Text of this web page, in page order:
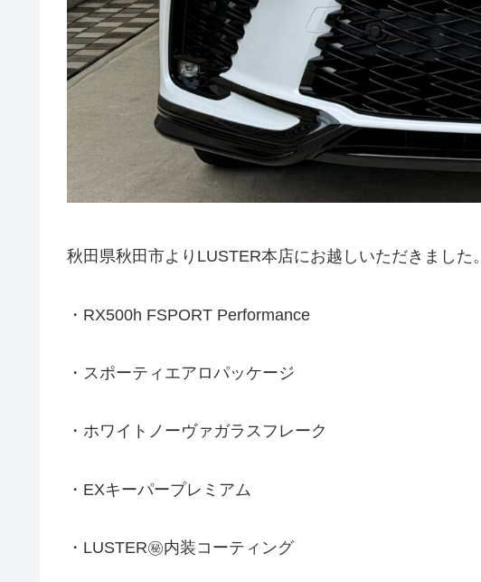
秋田県秋田市よりLUSTER本店にお越しいただきました。
・RX500h FSPORT Performance
・スポーティエアロパッケージ
・ホワイトノーヴァガラスフレーク
・EXキーパープレミアム
・LUSTER㊙️内装コーティング